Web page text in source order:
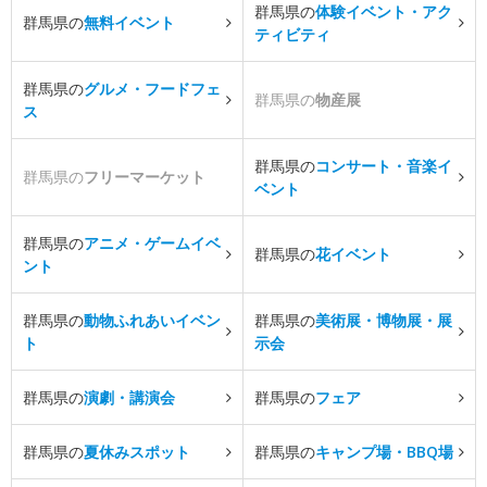
群馬県の無料イベント
群馬県の体験イベント・アク
ティビティ
群馬県のグルメ・フードフェ
ス
群馬県の物産展
群馬県のフリーマーケット
群馬県のコンサート・音楽イ
ベント
群馬県のアニメ・ゲームイベ
ント
群馬県の花イベント
群馬県の動物ふれあいイベン
ト
群馬県の美術展・博物展・展
示会
群馬県の演劇・講演会 群馬県のフェア
群馬県の夏休みスポット 群馬県のキャンプ場・BBQ場